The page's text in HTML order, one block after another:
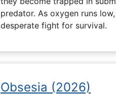
predator. As oxygen runs
desperate fight for survival.
Obsesia (2026)